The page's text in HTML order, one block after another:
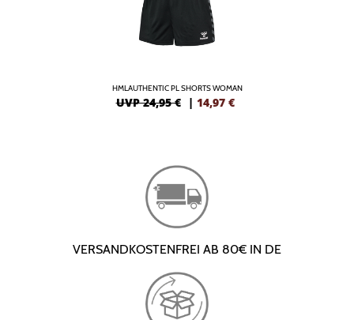
HMLAUTHENTIC PL SHORTS WOMAN
UVP 24,95 € | 14,97 €
VERSANDKOSTENFREI AB 80€ IN DE